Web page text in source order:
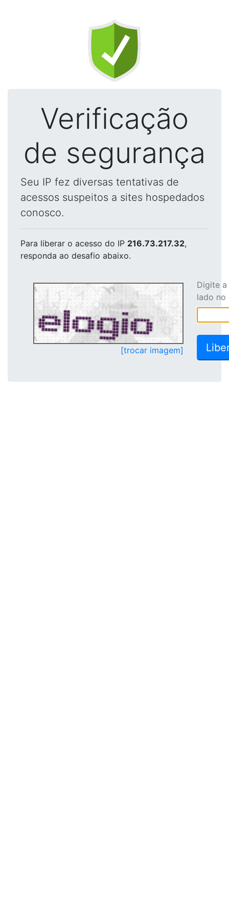
Verificação
de segurança
Seu IP fez diversas tentativas de
acessos suspeitos a sites hospedados
conosco.
Para liberar o acesso do IP 216.73.217.32,
responda ao desafio abaixo.
[trocar imagem]
Digite
lado no